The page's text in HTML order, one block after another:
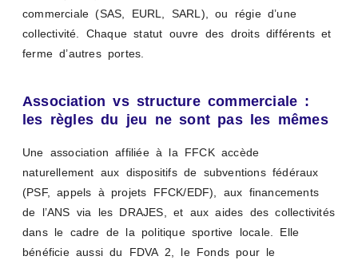
commerciale (SAS, EURL, SARL), ou régie d’une
collectivité. Chaque statut ouvre des droits différents et
ferme d’autres portes.
Association vs structure commerciale :
les règles du jeu ne sont pas les mêmes
Une association affiliée à la FFCK accède
naturellement aux dispositifs de subventions fédéraux
(PSF, appels à projets FFCK/EDF), aux financements
de l’ANS via les DRAJES, et aux aides des collectivités
dans le cadre de la politique sportive locale. Elle
bénéficie aussi du FDVA 2, le Fonds pour le